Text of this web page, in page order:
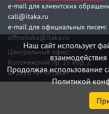
e-mail для клиентских
call@itaka.ru
e-mail для официальных писем:
officeitaka@itaka.ru
Центральный офис:
Коломяжский пр. 15 кор. 2
© 2026 АН «Итака»
Наш сайт использует
Продолжая использование
Политикой